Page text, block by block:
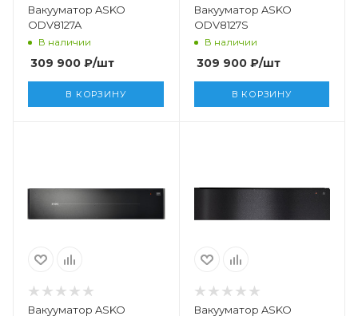
Вакууматор ASKO
ODV8127A
В наличии
309 900 ₽/шт
В КОРЗИНУ
Вакууматор ASKO
ODV8127S
В наличии
309 900₽/шт
В КОРЗИНУ
Вакууматор ASKO
Вакууматор ASKO